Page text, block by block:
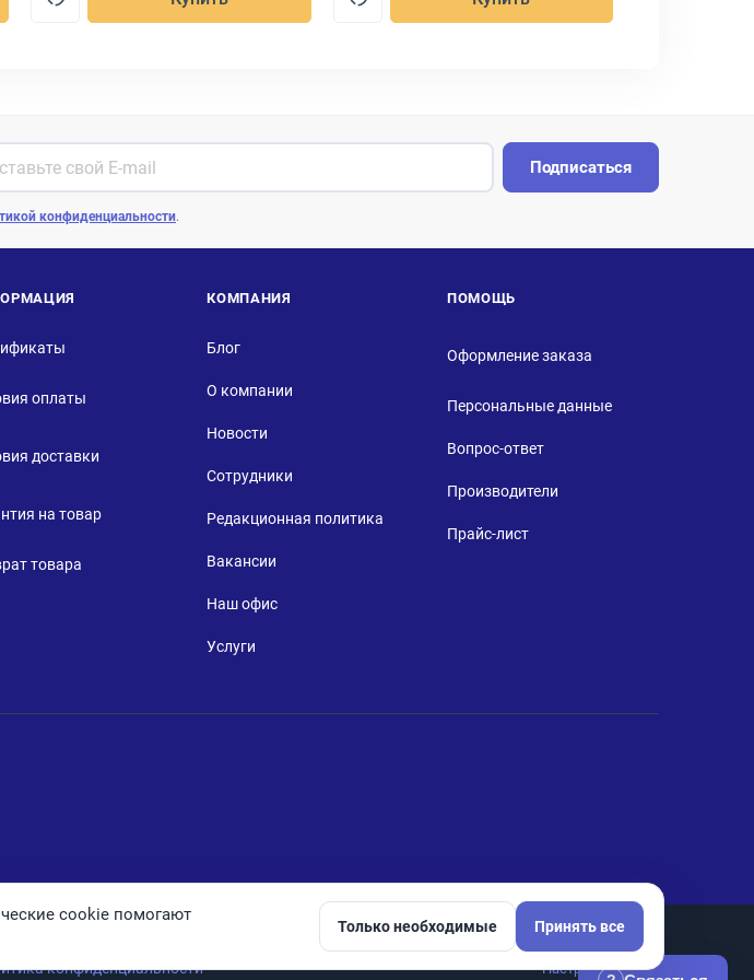
Подписаться
конфиденциальности.
оплаты
доставки
на товар
товара
КОМПАНИЯ
Блог
О компании
Новости
Сотрудники
Редакционная политика
Вакансии
Наш офис
Услуги
ПОМОЩЬ
Оформление заказа
Персональные данные
Вопрос-ответ
Производители
Прайс-лист
конфиденциальности Настройки cookie
cookie помогают
Только необходимые Принять все